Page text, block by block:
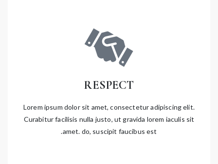
RESPECT
Lorem ipsum dolor sit amet, consectetur adipiscing elit.
Curabitur facilisis nulla justo, ut gravida lorem iaculis sit
amet. do, suscipit faucibus est.